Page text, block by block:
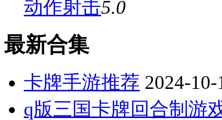
动作射击5.0
最新合集
卡牌手游推荐 2024-10-
q版三国卡牌回合制游